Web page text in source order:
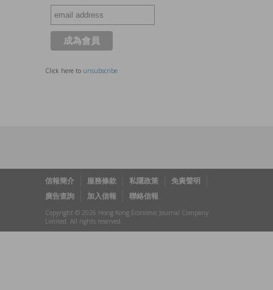
Click here to unsubscribe
信報簡介 服務條款 私隱政策
免責聲明
廣告查詢
加入信報 聯絡信報
Copyright © 2026 Hong Kong Economic Journal Company
Limited. All rights reserved.